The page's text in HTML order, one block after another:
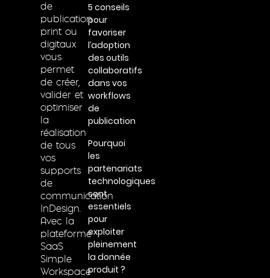
de
publication
print ou
digitaux
vous
permet
de créer,
valider et
optimiser
la
réalisation
de tous
vos
supports
de
communication
InDesign.
Avec la
plateforme
SaaS
Simple
Workspace
5 conseils
pour
favoriser
l’adoption
des outils
collaboratifs
dans vos
workflows
de
publication
Pourquoi
les
partenariats
technologiques
sont
essentiels
pour
exploiter
pleinement
la donnée
produit ?